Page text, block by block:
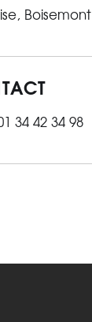
Boisemont
34 42 34 98